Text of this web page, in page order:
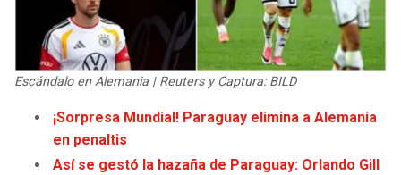
COLTS
JAGUARS
COWBOYS
MAGIC
WIZARDS
CLIPPERS
Escándalo en Alemania | Reuters y Captura: BILD
¡Sorpresa Mundial! Paraguay elimina a Alemania
en penaltis
Así se gestó la hazaña de Paraguay: Orlando Gill